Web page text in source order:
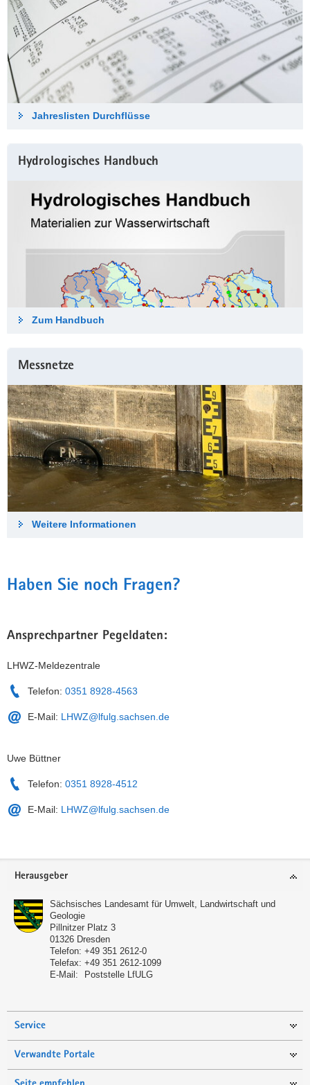
Jahreslisten Durch­flüsse
Hydrologisches Hand­buch
Zum Hand­buch
Messnetze
Weitere Informationen
Haben Sie noch Fragen?
Ansprechpartner Pegeldaten:
LHWZ-Meldezentrale
Telefon: 0351 8928-4563
E-Mail: LHWZ@lfulg.sachsen.de
Uwe Büttner
Telefon: 0351 8928-4512
E-Mail: LHWZ@lfulg.sachsen.de
Service
Herausgeber
Sächsisches Landesamt für Umwelt, Landwirtschaft und
Geologie
Pillnitzer Platz 3
01326 Dresden
Telefon: +49 351 2612-0
Telefax: +49 351 2612-1099
E-Mail:
Poststelle LfULG
Service
Verwandte Portale